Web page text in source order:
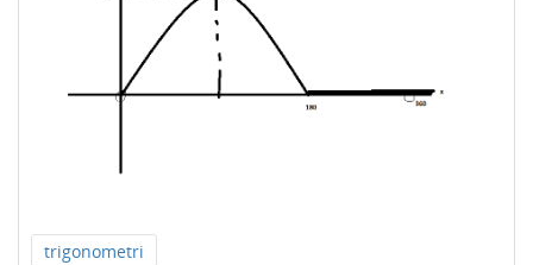
trigonometri